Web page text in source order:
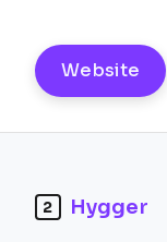
Website
2 Hygger